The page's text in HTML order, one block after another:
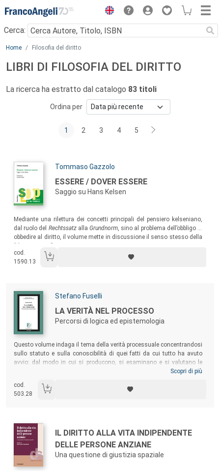
Menu
Cerca:
Main content
Home Filosofia del diritto
LIBRI DI FILOSOFIA DEL DIRITTO
La ricerca ha estratto dal catalogo 83 titoli
Ordina per
1 2 3 4 5
Autori:
Tommaso Gazzolo
Titolo:
ESSERE / DOVER ESSERE
Saggio su Hans Kelsen
Sommario:
Mediante una rilettura dei concetti principali del pensiero kelseniano,
dal ruolo del RechtssatzallaGrundnorm, sino al problema dell’obbligo di
obbedire al diritto, il volume mette in discussione il senso stesso della
cod.
1590.13
Autori:
Stefano Fuselli
Titolo:
LA VERITÀ NEL PROCESSO
Percorsi di logica ed epistemologia
Sommario:
Questo volume indaga il tema della verità processuale concentrandosi
sullo statuto e sulla conoscibilità di quei fatti da cui tutto ha avuto
avvio: dal modo in cui si producono, si esaminano e si valutano le
prove fino al modo in cui si perviene al giudizio o si fornisce la
metodologia, cioè una ricerca su ciò che rende possibile il servirsi di
determinati strumenti, e di pensare a una verità – quella inerente ai
Scopri di più
cod.
503.28
Autori:
Titolo:
IL DIRITTO ALLA VITA INDIPENDENTE
DELLE PERSONE ANZIANE
Una questione di giustizia spaziale